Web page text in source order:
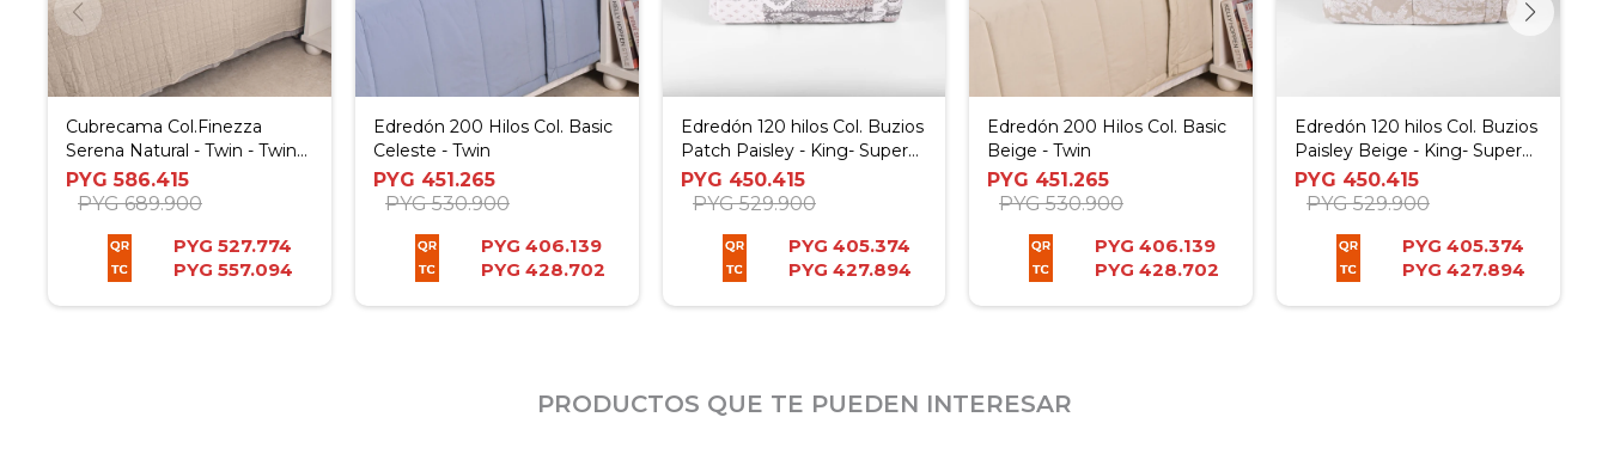
Cubrecama Col.Finezza
Serena Natural - Twin - Twin
Plus
PYG 586.415
PYG 689.900
PYG 527.774
PYG 557.094
Edredón 200 Hilos Col. Basic
Celeste - Twin
PYG 451.265
PYG 530.900
PYG 406.139
PYG 428.702
Edredón 120 hilos Col. Buzios
Patch Paisley - King- Super
King
PYG 450.415
PYG 529.900
PYG 405.374
PYG 427.894
Edredón 200 Hilos Col. Basic
Beige - Twin
PYG 451.265
PYG 530.900
PYG 406.139
PYG 428.702
Edredón 120 hilos Col. Buzios
Paisley Beige - King- Super
King
PYG 450.415
PYG 529.900
PYG 405.374
PYG 427.894
PRODUCTOS QUE TE PUEDEN INTERESAR